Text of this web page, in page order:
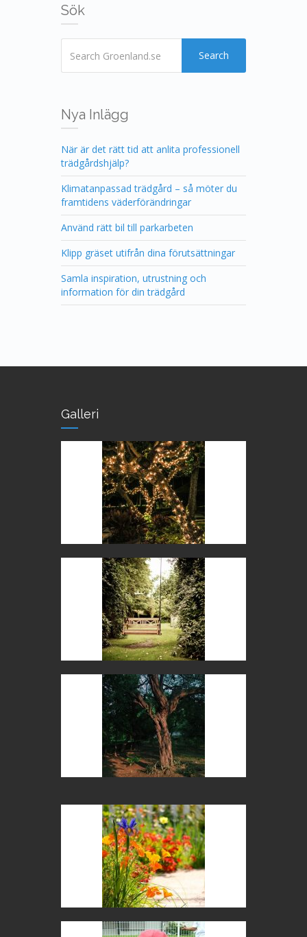
Sök
Search
Nya Inlägg
När är det rätt tid att anlita professionell
trädgårdshjälp?
Klimatanpassad trädgård – så möter du
framtidens väderförändringar
Använd rätt bil till parkarbeten
Klipp gräset utifrån dina förutsättningar
Samla inspiration, utrustning och
information för din trädgård
Galleri